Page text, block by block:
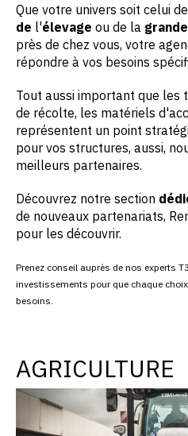
Que votre univers soit celui
de l'élevage ou de la
près de chez vous, votre
répondre à vos besoins
Tout aussi important que
de récolte, les matériels
représentent un point
pour vos structures, aussi,
meilleurs partenaires.
Découvrez notre section
de nouveaux partenariats,
pour les découvrir.
Prenez conseil auprès de nos experts
investissements pour que chaque
besoins.
AGRICULTURE